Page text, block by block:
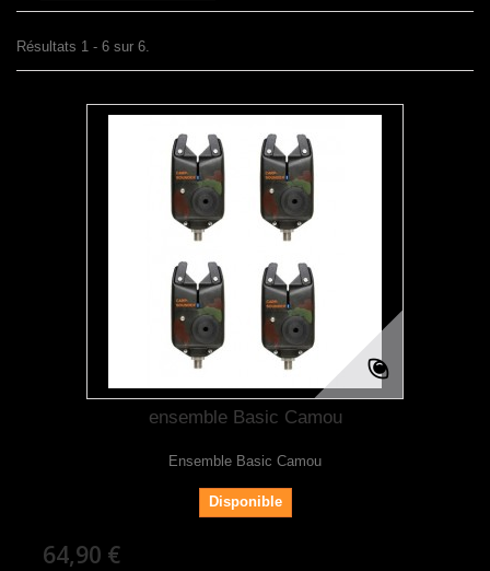
Résultats 1 - 6 sur 6.
ensemble Basic Camou
Ensemble Basic Camou
Disponible
64,90 €